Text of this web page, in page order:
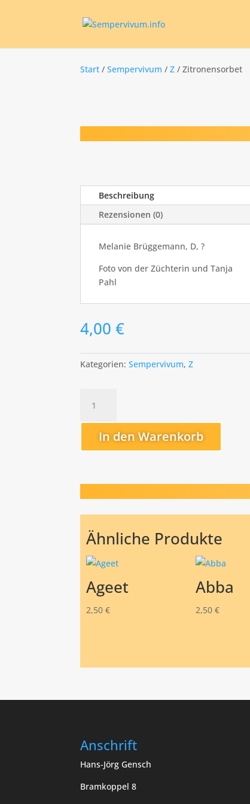
Start /Sempervivum /Z / Zitronensorbet
Beschreibung
Rezensionen (0)
Melanie Brüggemann, D, ?
Foto von der Züchterin und Tanja
Pahl
4,00€
Kategorien:Sempervivum,Z
Menge
In den Warenkorb
Ähnliche Produkte
Ageet
2,50€
Abba
2,50 €
Anschrift
Hans-Jörg Gensch
Bramkoppel 8